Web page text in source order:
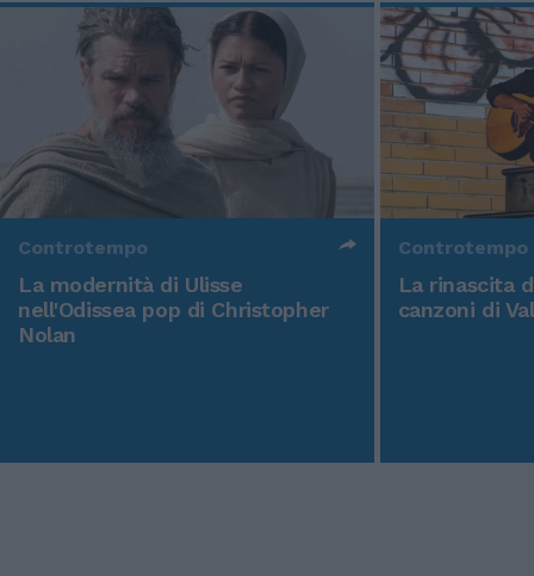
Controtempo
La modernità di Ulisse
nell'Odissea pop di Christopher
Nolan
Controtempo
La rinascita
canzoni di